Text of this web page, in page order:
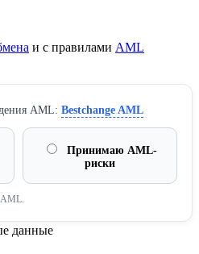
и с правилами AML
AML: Bestchange AML
Принимаю AML-
риски
AML.
данные